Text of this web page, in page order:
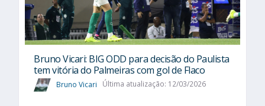
Bruno Vicari: BIG ODD para decisão do Paulista
tem vitória do Palmeiras com gol de Flaco
Bruno Vicari Última atualização: 12/03/2026